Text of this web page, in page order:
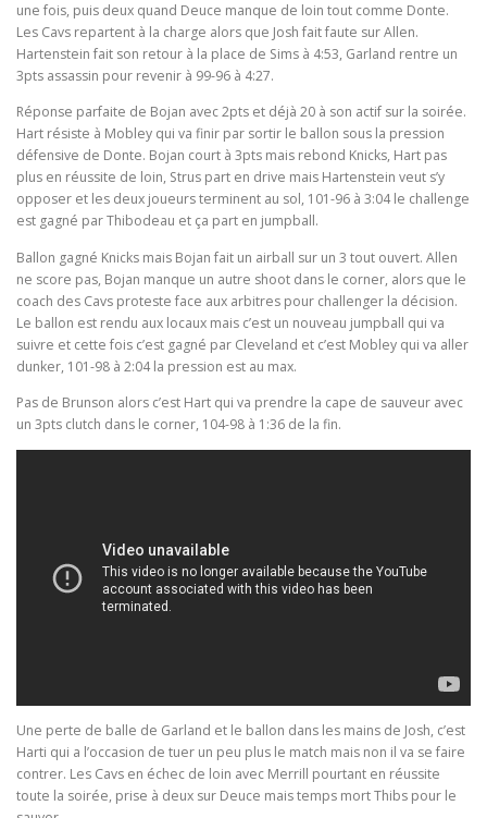
une fois, puis deux quand Deuce manque de loin tout comme Donte.
Les Cavs repartent à la charge alors que Josh fait faute sur Allen.
Hartenstein fait son retour à la place de Sims à 4:53, Garland rentre un
3pts assassin pour revenir à 99-96 à 4:27.
Réponse parfaite de Bojan avec 2pts et déjà 20 à son actif sur la soirée.
Hart résiste à Mobley qui va finir par sortir le ballon sous la pression
défensive de Donte. Bojan court à 3pts mais rebond Knicks, Hart pas
plus en réussite de loin, Strus part en drive mais Hartenstein veut s’y
opposer et les deux joueurs terminent au sol, 101-96 à 3:04 le challenge
est gagné par Thibodeau et ça part en jumpball.
Ballon gagné Knicks mais Bojan fait un airball sur un 3 tout ouvert. Allen
ne score pas, Bojan manque un autre shoot dans le corner, alors que le
coach des Cavs proteste face aux arbitres pour challenger la décision.
Le ballon est rendu aux locaux mais c’est un nouveau jumpball qui va
suivre et cette fois c’est gagné par Cleveland et c’est Mobley qui va aller
dunker, 101-98 à 2:04 la pression est au max.
Pas de Brunson alors c’est Hart qui va prendre la cape de sauveur avec
un 3pts clutch dans le corner, 104-98 à 1:36 de la fin.
Une perte de balle de Garland et le ballon dans les mains de Josh, c’est
Harti qui a l’occasion de tuer un peu plus le match mais non il va se faire
contrer. Les Cavs en échec de loin avec Merrill pourtant en réussite
toute la soirée, prise à deux sur Deuce mais temps mort Thibs pour le